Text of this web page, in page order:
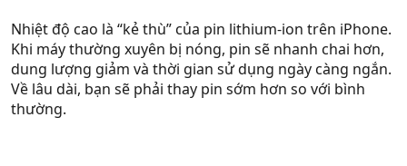
Nhiệt độ cao là “kẻ thù” của pin lithium-ion trên iPhone.
Khi máy thường xuyên bị nóng, pin sẽ nhanh chai hơn,
dung lượng giảm và thời gian sử dụng ngày càng ngắn.
Về lâu dài, bạn sẽ phải thay pin sớm hơn so với bình
thường.